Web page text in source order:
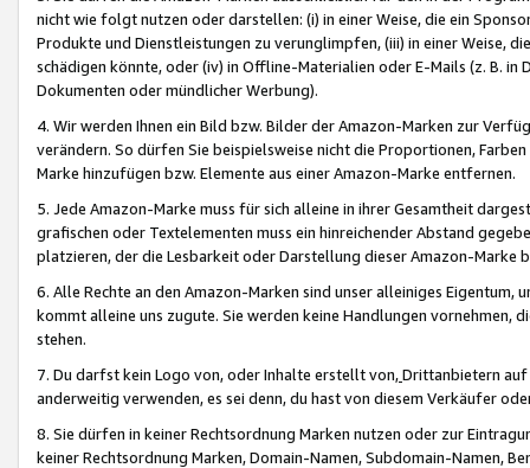
nicht wie folgt nutzen oder darstellen: (i) in einer Weise, die ein
Produkte und Dienstleistungen zu verunglimpfen, (iii) in einer Weise,
schädigen könnte, oder (iv) in Offline-Materialien oder E-Mails (z. B. in
Dokumenten oder mündlicher Werbung).
4. Wir werden Ihnen ein Bild bzw. Bilder der Amazon-Marken zur
verändern. So dürfen Sie beispielsweise nicht die Proportionen,
Marke hinzufügen bzw. Elemente aus einer Amazon-Marke entfernen.
5. Jede Amazon-Marke muss für sich alleine in ihrer Gesamtheit
grafischen oder Textelementen muss ein hinreichender Abstand
platzieren, der die Lesbarkeit oder Darstellung dieser Amazon-Marke
6. Alle Rechte an den Amazon-Marken sind unser alleiniges
kommt alleine uns zugute. Sie werden keine Handlungen vornehmen,
stehen.
7. Du darfst kein Logo von, oder Inhalte erstellt von,Drittanbietern auf
anderweitig verwenden, es sei denn, du hast von diesem Verkäufer
8. Sie dürfen in keiner Rechtsordnung Marken nutzen oder zur
keiner Rechtsordnung Marken, Domain-Namen, Subdomain-Namen,